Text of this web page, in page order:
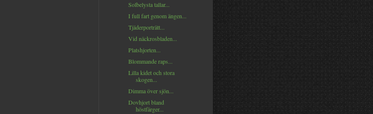
Solbelysta tallar...
I full fart genom ängen...
Tjäderporträtt...
Vid näckrosbladen...
Platshjorten...
Blommande raps...
Lilla kidet och stora
skogen...
Dimma över sjön...
Dovhjort bland
höstfärger...